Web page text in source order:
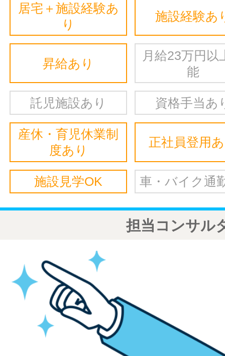
居宅＋施設経験あ
り
施設経験あ
昇給あり
月給23万円以
能
託児施設あり 資格手当あ
産休・育児休業制
度あり
正社員登用
施設見学OK 車・バイク通
担当コンサル